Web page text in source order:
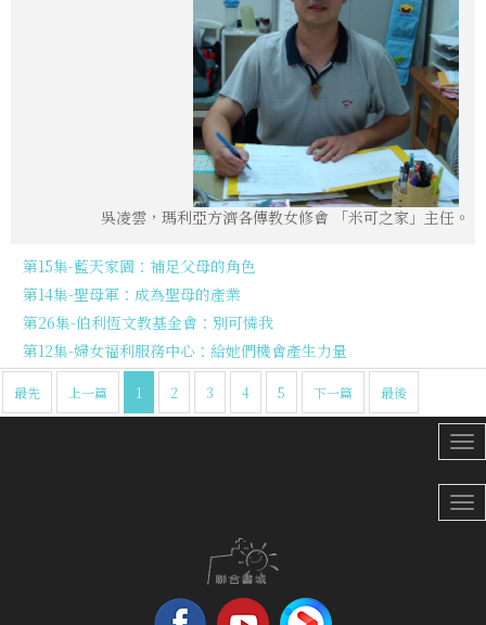
吳凌雲，瑪利亞方濟各傳教女修會 「米可之家」主任。
第15集-藍天家園：補足父母的角色
第14集-聖母軍：成為聖母的產業
第26集-伯利恆文教基金會：別可憐我
第12集-婦女福利服務中心：給她們機會產生力量
最先 上一篇 1 2 3 4 5 下一篇 最後